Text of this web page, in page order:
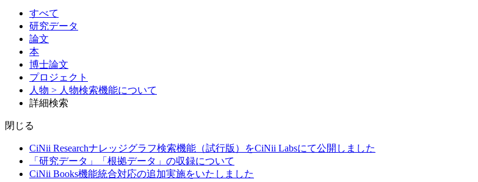
すべて
研究データ
論文
本
博士論文
プロジェクト
人物 > 人物検索機能について
詳細検索
閉じる
CiNii Researchナレッジグラフ検索機能（試行版）をCiNii Labsにて公開しました
「研究データ」「根拠データ」の収録について
CiNii Books機能統合対応の追加実施をいたしました